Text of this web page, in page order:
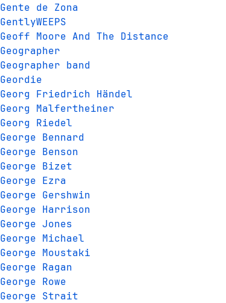
Gente de Zona
GentlyWEEPS
Geoff Moore And The Distance
Geographer
Geographer band
Geordie
Georg Friedrich Händel
Georg Malfertheiner
Georg Riedel
George Bennard
George Benson
George Bizet
George Ezra
George Gershwin
George Harrison
George Jones
George Michael
George Moustaki
George Ragan
George Rowe
George Strait